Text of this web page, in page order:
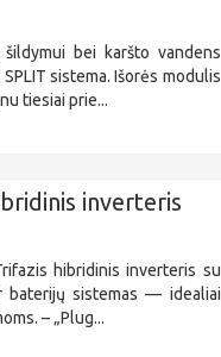
bei karšto vandens
sistema. Išorės modulis
tiesiai prie...
inverteris
hibridinis inverteris su
baterijų sistemas — idealiai
– „Plug...